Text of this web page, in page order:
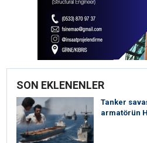
SON EKLENENLER
Tanker
armatörün